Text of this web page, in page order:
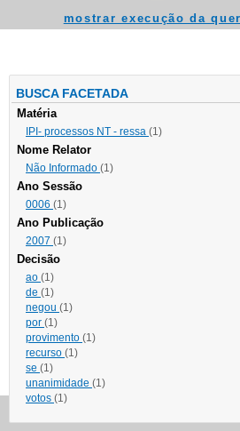
mostrar execução da
BUSCA FACETADA
Matéria
IPI- processos NT - ressa (1)
Nome Relator
Não Informado (1)
Ano Sessão
0006 (1)
Ano Publicação
2007 (1)
Decisão
ao (1)
de (1)
negou (1)
por (1)
provimento (1)
recurso (1)
se (1)
unanimidade (1)
votos (1)